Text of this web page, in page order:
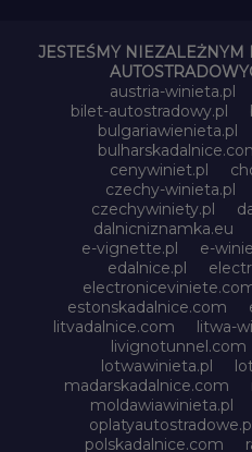
JESTEŚMY NIEZALEŻNYM
austria-winieta.pl
bilet-autostradowy.pl
bulgariawienieta.pl
cenywiniet.pl
czechy-winieta.pl
czechywiniety.pl
dalnicniznamka.eu
e-vignette.pl
e-
edalnice.pl
estonskadalnice.com
litvadalnice.com
litwa-
livignotunnel.com
lotwawinieta.pl
madarskadalnice.com
moldawiawinieta.pl
polskadalnice.com